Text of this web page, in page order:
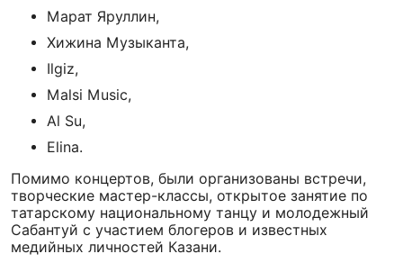
Марат Яруллин,
Хижина Музыканта,
Ilgiz,
Malsi Music,
Al Su,
Elina.
Помимо концертов, были организованы встречи,
творческие мастер-классы, открытое занятие по
татарскому национальному танцу и молодежный
Сабантуй с участием блогеров и известных
медийных личностей Казани.